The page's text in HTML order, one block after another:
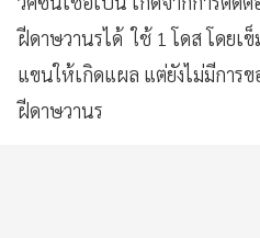
ฝีดาษวานรได้ ใช้ 1 โดส โดยเ
แขนให้เกิดแผล แต่ยังไม่มีการ
ฝีดาษวานร